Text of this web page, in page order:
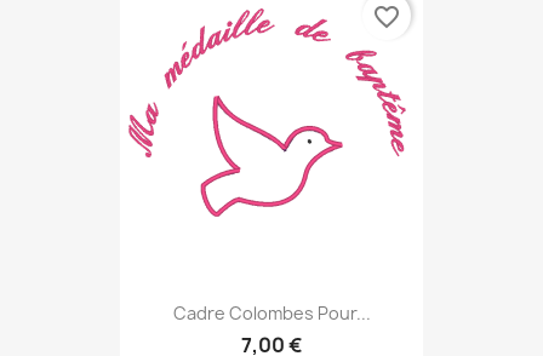
Cadre Colombes Pour...
7,00 €
favorite_border